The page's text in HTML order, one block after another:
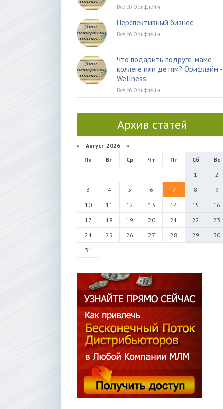
Всё об Орифлейм
Перспективный бизнес
Всё об Орифлейм
Что подарить подруге, маме,
коллеге или детям? Орифлэйм -
Wellness
Всё об Орифлейм
Архив статей
« Август 2026 »
Пн
Вт Ср Чт Пт Сб
Вс
1
2
3
4 5 6 7 8
9
10
11 12 13 14 15
16
17
18 19 20 21 22
23
24
25 26 27 28 29
30
31